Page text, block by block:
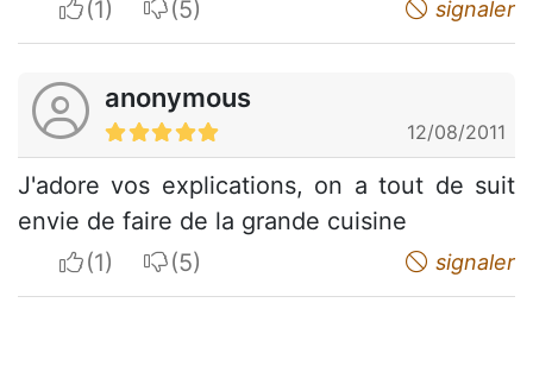
I apreciateI do not appreciate signaler
anonymous
12/08/2011
J'adore vos explications, on a tout de suit
envie de faire de la grande cuisine
I apreciateI do not appreciate signaler